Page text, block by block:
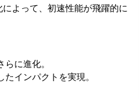
よって、初速性能が飛躍的に
に進化。
インパクトを実現。